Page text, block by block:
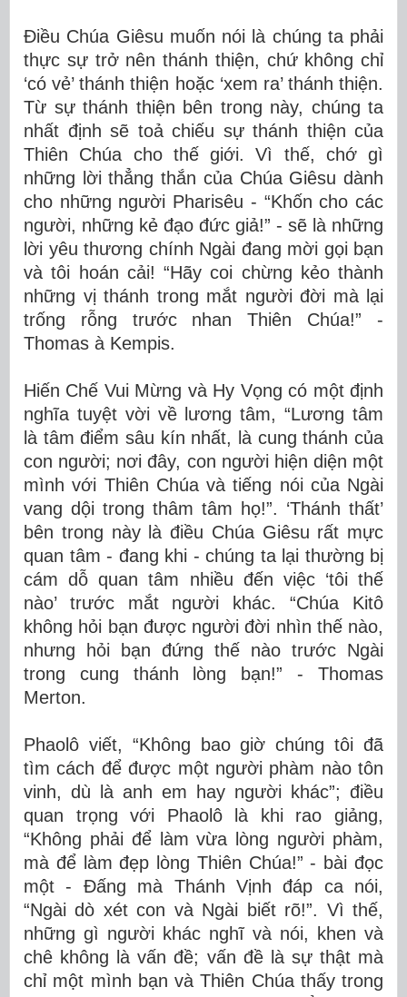
Điều Chúa Giêsu muốn nói là chúng ta phải
thực sự trở nên thánh thiện, chứ không chỉ
‘có vẻ’ thánh thiện hoặc ‘xem ra’ thánh thiện.
Từ sự thánh thiện bên trong này, chúng ta
nhất định sẽ toả chiếu sự thánh thiện của
Thiên Chúa cho thế giới. Vì thế, chớ gì
những lời thẳng thắn của Chúa Giêsu dành
cho những người Pharisêu - “Khốn cho các
người, những kẻ đạo đức giả!” - sẽ là những
lời yêu thương chính Ngài đang mời gọi bạn
và tôi hoán cải! “Hãy coi chừng kẻo thành
những vị thánh trong mắt người đời mà lại
trống rỗng trước nhan Thiên Chúa!” -
Thomas à Kempis.
Hiến Chế Vui Mừng và Hy Vọng có một định
nghĩa tuyệt vời về lương tâm, “Lương tâm
là tâm điểm sâu kín nhất, là cung thánh của
con người; nơi đây, con người hiện diện một
mình với Thiên Chúa và tiếng nói của Ngài
vang dội trong thâm tâm họ!”. ‘Thánh thất’
bên trong này là điều Chúa Giêsu rất mực
quan tâm - đang khi - chúng ta lại thường bị
cám dỗ quan tâm nhiều đến việc ‘tôi thế
nào’ trước mắt người khác. “Chúa Kitô
không hỏi bạn được người đời nhìn thế nào,
nhưng hỏi bạn đứng thế nào trước Ngài
trong cung thánh lòng bạn!” - Thomas
Merton.
Phaolô viết, “Không bao giờ chúng tôi đã
tìm cách để được một người phàm nào tôn
vinh, dù là anh em hay người khác”; điều
quan trọng với Phaolô là khi rao giảng,
“Không phải để làm vừa lòng người phàm,
mà để làm đẹp lòng Thiên Chúa!” - bài đọc
một - Đấng mà Thánh Vịnh đáp ca nói,
“Ngài dò xét con và Ngài biết rõ!”. Vì thế,
những gì người khác nghĩ và nói, khen và
chê không là vấn đề; vấn đề là sự thật mà
chỉ một mình bạn và Thiên Chúa thấy trong